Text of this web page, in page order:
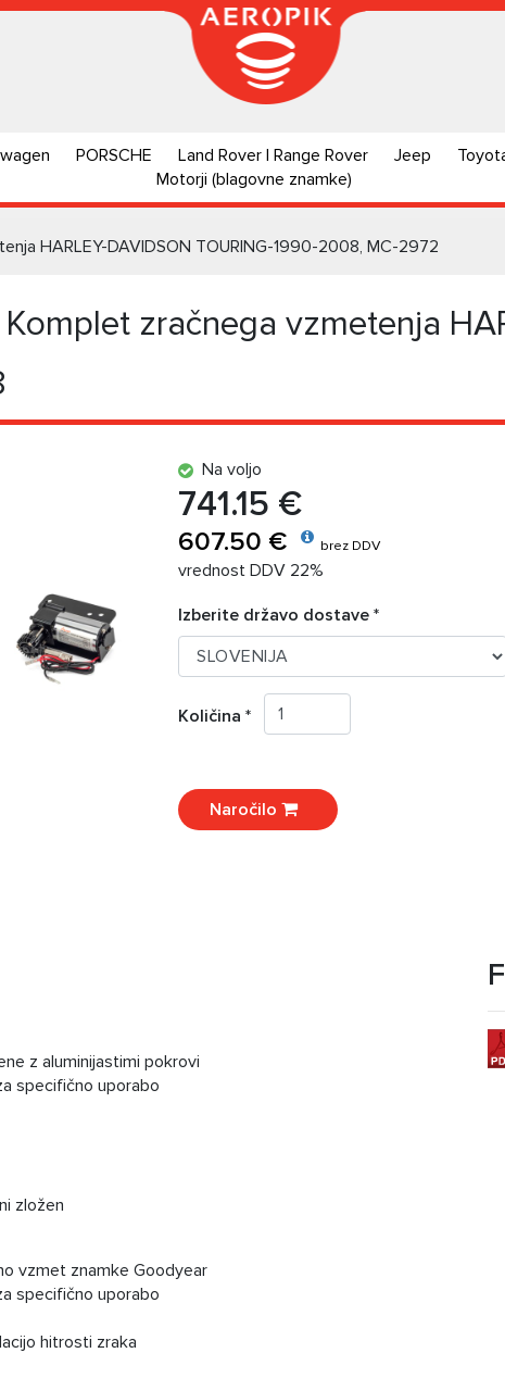
PORSCHE Land Rover | Range Rover Jeep
Motorji (blagovne znamke)
HARLEY-DAVIDSON TOURING-1990-2008, MC-2972
zračnega vzmetenja
Na voljo
741.15 €
607.50 € brez DDV
vrednost DDV 22%
Izberite državo dostave *
Količina *
Naročilo
z aluminijastimi pokrovi
specifično uporabo
zložen
vzmet znamke Goodyear
specifično uporabo
hitrosti zraka